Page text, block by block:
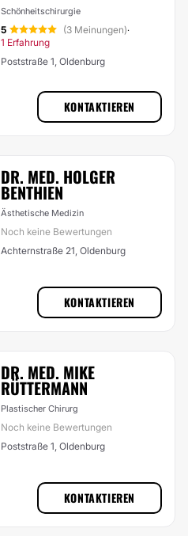
Schönheitschirurgie
5 (3 Meinungen)·
1 Erfahrung
Poststraße 1, Oldenburg
KONTAKTIEREN
DR. MED. HOLGER
BENTHIEN
Ästhetische Medizin
Noch keine Bewertungen
Achternstraße 21, Oldenburg
KONTAKTIEREN
DR. MED. MIKE
RÜTTERMANN
Plastischer Chirurg
Noch keine Bewertungen
Poststraße 1, Oldenburg
KONTAKTIEREN